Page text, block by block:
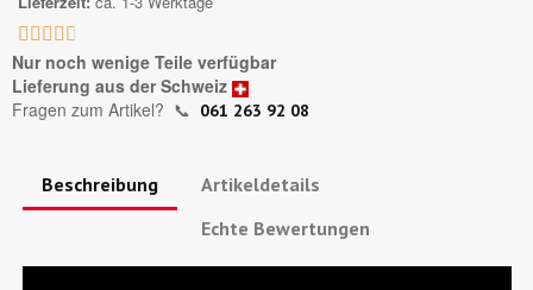
    
Nur noch wenige Teile verfügbar
Lieferung aus der Schweiz
Fragen zum Artikel? 📞 061 263 92 08
Beschreibung
Artikeldetails
Echte Bewertungen